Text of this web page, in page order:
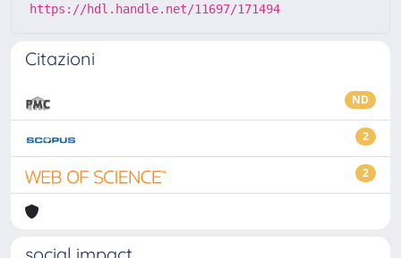
https://hdl.handle.net/11697/171494
Citazioni
ND
2
2